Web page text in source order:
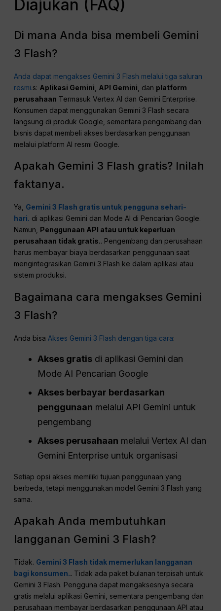
Diajukan (FAQ)
Di mana Anda bisa membeli Gemini
3 Flash?
Anda dapat mengakses Gemini 3 Flash melalui tiga saluran
resmi.s: Aplikasi Gemini API Gemini , dan platform
perusahaan Termasuk Vertex AI dan Gemini Enterprise.
Konsumen dapat menggunakan Gemini 3 Flash secara
langsung di produk Google, sementara pengembang dan
bisnis dapat membeli akses berdasarkan penggunaan
melalui platform AI resmi Google.
Apakah Gemini 3 Flash gratis? Inilah
faktanya.
Ya, Gemini 3 Flash gratis untuk pengguna sehari-
hari. di aplikasi Gemini dan Mode AI di Pencarian Google.
Namun, Penggunaan API atau untuk keperluan
perusahaan tidak gratis.. Pengembang dan perusahaan
harus membayar biaya berdasarkan penggunaan saat
mengintegrasikan Gemini 3 Flash ke dalam aplikasi atau
sistem produksi.
Bagaimana cara mengakses Gemini
3 Flash?
Anda bisaAkses Gemini 3 Flash dengan tiga cara:
Akses gratis di aplikasi Gemini dan
Mode AI Pencarian Google
Akses berbayar berdasarkan
penggunaan melalui API Gemini untuk
pengembang
Akses perusahaan melalui Vertex AI dan
Gemini Enterprise untuk organisasi
Setiap opsi akses memiliki tujuan penggunaan yang
berbeda, tetapi menggunakan model Gemini 3 Flash yang
sama.
Apakah Anda membutuhkan
langganan Gemini 3 Flash?
Tidak. Gemini 3 Flash tidak memerlukan langganan
bagi konsumen.. Tidak ada paket bulanan terpisah untuk
Gemini 3 Flash. Pengguna dapat mengaksesnya secara
gratis melalui aplikasi Gemini, sementara pengembang dan
perusahaan membayar berdasarkan penggunaan API atau